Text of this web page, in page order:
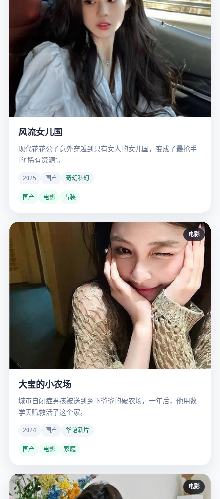
风流女儿国
现代花花公子意外穿越到只有女人的女儿国，变成了最抢手
的“稀有资源”。
2025 国产 奇幻科幻
国产 电影 古装
电影
大宝的小农场
城市自闭症男孩被送到乡下爷爷的破农场，一年后，他用数
学天赋救活了这个家。
2024 国产 华语新片
国产 电影 家庭
电影